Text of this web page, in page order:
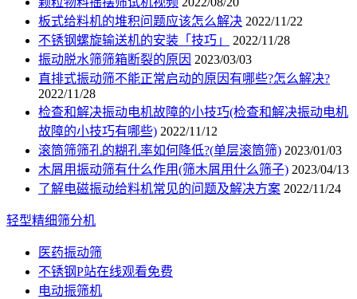
板式给料机的堆积问题应该怎么解决 2022/11/22
不锈钢螺旋输送机的安装「技巧」
2022/11/28
振动脱水筛筛箱断裂的原因 2023/03/03
直排式振动筛不能正常启动的原因有哪些?怎么解决?
2022/11/28
检查和解决振动电机故障的小技巧(检查和解决振动电机
故障的小技巧有哪些) 2022/11/12
滚筒筛筛孔的糊孔率如何降低?(单层滚筒筛) 2023/01/03
木屑用振动筛有什么作用(筛木屑用什么筛子) 2023/04/13
了解电磁振动给料机常见的问题及解决方案 2022/11/24
轻型精细筛分机
医药振动筛
不锈钢P站在线观看免费
电动振筛机